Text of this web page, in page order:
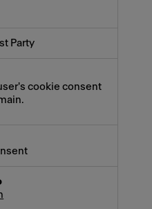
Party
cookie consent